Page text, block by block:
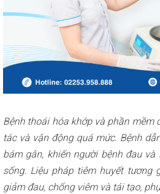
Bệnh thoái hóa khớp và phần mềm
tác và vận động quá mức. Bệnh
bám gân, khiến người bệnh đau
sống. Liệu pháp tiêm huyết
giảm đau, chống viêm và tái tạo,